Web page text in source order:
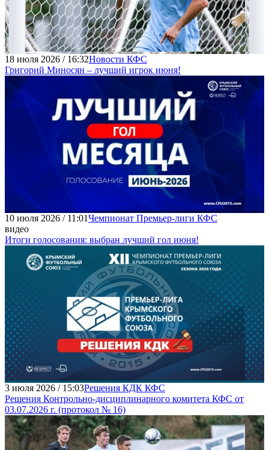
18 июля 2026 / 16:32Новости КФС
Григорий Миносян – лучший игрок июня!
10 июля 2026 / 11:01Чемпионат Премьер-лиги КФС
видео
Итоги голосования: выбран лучший гол июня!
3 июля 2026 / 15:03Решения КДК КФС
Решения Контрольно-дисциплинарного комитета КФС от
03.07.2026 г. (протокол № 16)